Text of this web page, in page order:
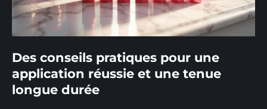
Des conseils pratiques pour une
application réussie et une tenue
longue durée